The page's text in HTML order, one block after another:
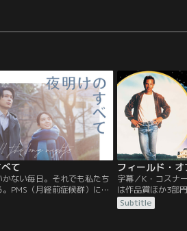
て
かない毎日。それでも私たち
PMS（月経前症候群）に悩
字幕／K・コスナ
は作品賞ほか3部
ーリーグの選手だ
を聞かされて育っ
Subtitle